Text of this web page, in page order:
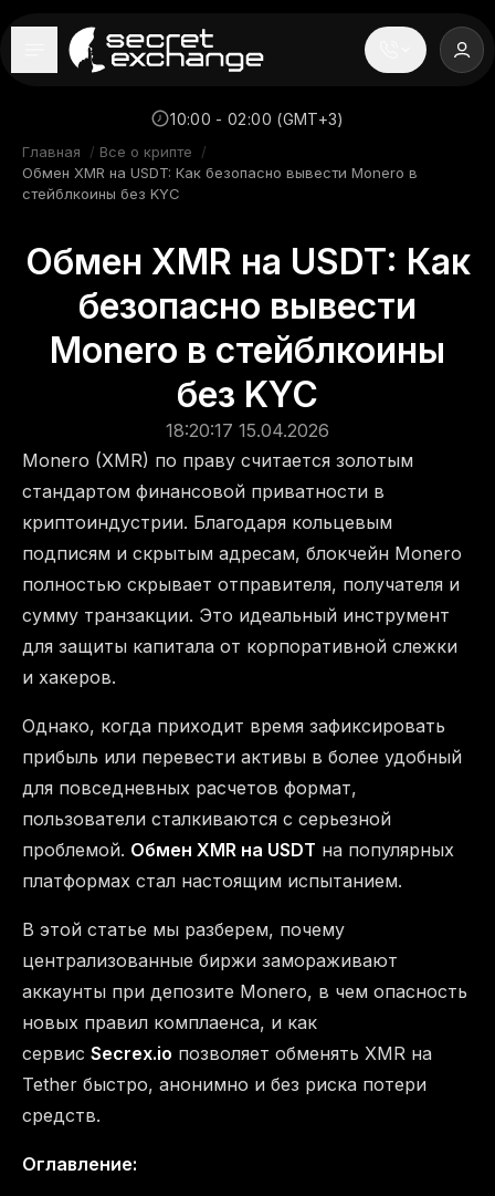
----
Новости
Поддержка
FAQ
10:00 - 02:00 (GMT+3)
Главная / Все о крипте
/
Обмен XMR на USDT: Как безопасно вывести Monero в
стейблкоины без KYC
Обмен XMR на USDT: Как
безопасно вывести
Monero в стейблкоины
без KYC
18:20:17 15.04.2026
Monero (XMR) по праву считается золотым
стандартом финансовой приватности в
криптоиндустрии. Благодаря кольцевым
подписям и скрытым адресам, блокчейн Monero
полностью скрывает отправителя, получателя и
сумму транзакции. Это идеальный инструмент
для защиты капитала от корпоративной слежки
и хакеров.
Однако, когда приходит время зафиксировать
прибыль или перевести активы в более удобный
для повседневных расчетов формат,
пользователи сталкиваются с серьезной
проблемой. Обмен XMR на USDT на популярных
платформах стал настоящим испытанием.
В этой статье мы разберем, почему
централизованные биржи замораживают
аккаунты при депозите Monero, в чем опасность
новых правил комплаенса, и как
сервис Secrex.io позволяет обменять XMR на
Tether быстро, анонимно и без риска потери
средств.
Оглавление: